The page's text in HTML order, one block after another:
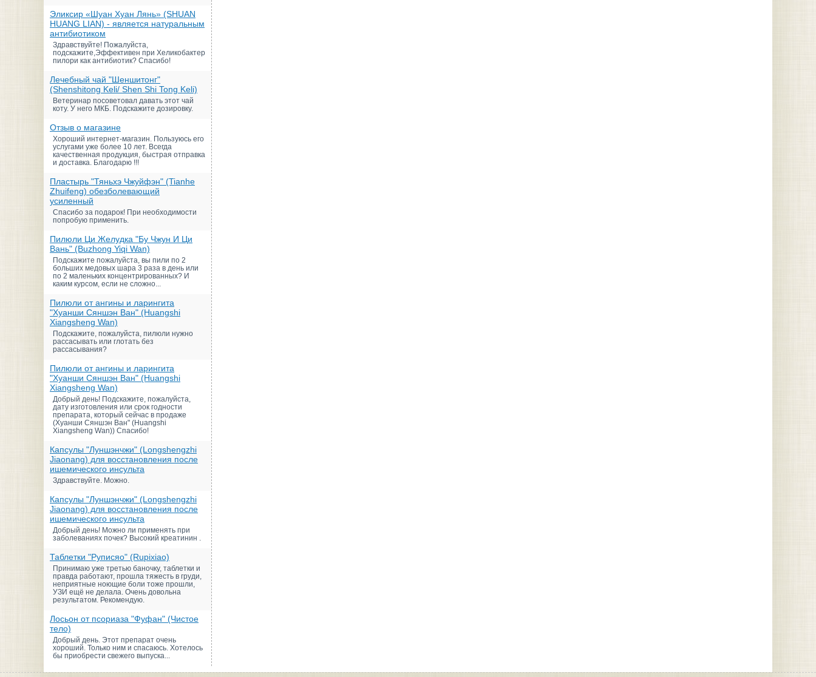
Эликсир «Шуан Хуан Лянь» (SHUAN
HUANG LIAN) - является натуральным
антибиотиком
Здравствуйте! Пожалуйста,
подскажите,Эффективен при Хеликобактер
пилори как антибиотик? Спасибо!
Лечебный чай "Шеншитонг"
(Shenshitong Keli/ Shen Shi Tong Keli)
Ветеринар посоветовал давать этот чай
коту. У него МКБ. Подскажите дозировку.
Отзыв о магазине
Хороший интернет-магазин. Пользуюсь его
услугами уже более 10 лет. Всегда
качественная продукция, быстрая отправка
и доставка. Благодарю !!!
Пластырь "Тяньхэ Чжуйфэн" (Tianhe
Zhuifeng) обезболевающий
усиленный
Спасибо за подарок! При необходимости
попробую применить.
Пилюли Ци Желудка "Бу Чжун И Ци
Вань" (Buzhong Yiqi Wan)
Подскажите пожалуйста, вы пили по 2
больших медовых шара 3 раза в день или
по 2 маленьких концентрированных? И
каким курсом, если не сложно...
Пилюли от ангины и ларингита
"Хуанши Сяншэн Ван" (Huangshi
Xiangsheng Wan)
Подскажите, пожалуйста, пилюли нужно
рассасывать или глотать без
рассасывания?
Пилюли от ангины и ларингита
"Хуанши Сяншэн Ван" (Huangshi
Xiangsheng Wan)
Добрый день! Подскажите, пожалуйста,
дату изготовления или срок годности
препарата, который сейчас в продаже
(Хуанши Сяншэн Ван" (Huangshi
Xiangsheng Wan)) Спасибо!
Капсулы "Луншэнчжи" (Longshengzhi
Jiaonang) для восстановления после
ишемического инсульта
Здравствуйте. Можно.
Капсулы "Луншэнчжи" (Longshengzhi
Jiaonang) для восстановления после
ишемического инсульта
Добрый день! Можно ли применять при
заболеваниях почек? Высокий креатинин .
Таблетки "Руписяо" (Rupixiao)
Принимаю уже третью баночку, таблетки и
правда работают, прошла тяжесть в груди,
неприятные ноющие боли тоже прошли,
УЗИ ещё не делала. Очень довольна
результатом. Рекомендую.
Лосьон от псориаза "Фуфан" (Чистое
тело)
Добрый день. Этот препарат очень
хороший. Только ним и спасаюсь. Хотелось
бы приобрести свежего выпуска...